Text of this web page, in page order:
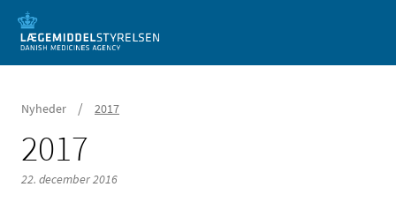
Mobil visning
Nyheder / 2017
2017
22. december 2016